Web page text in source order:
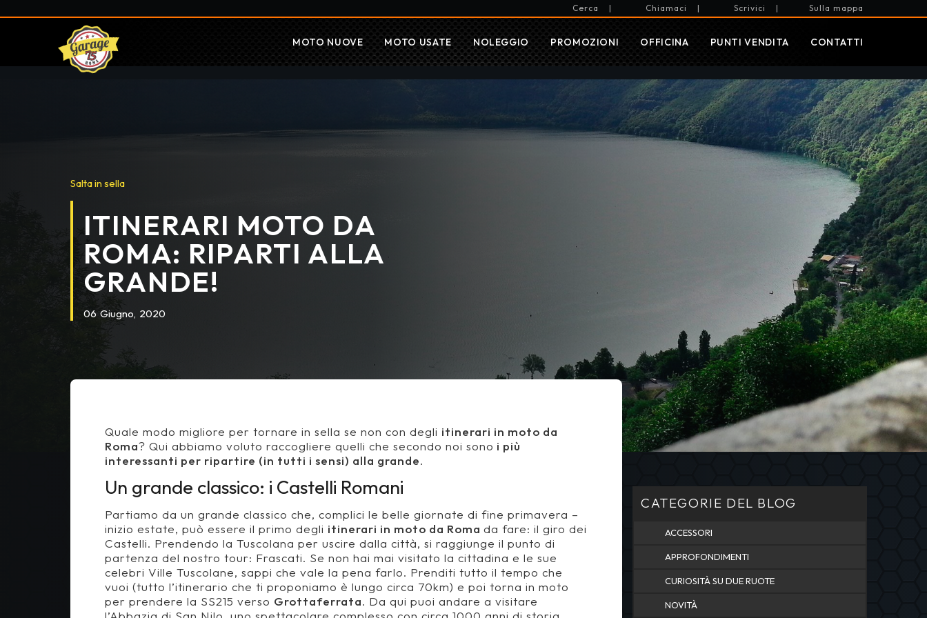
Cerca | Chiamaci | Scrivici | Sulla mappa
MOTO NUOVE MOTO USATE NOLEGGIO PROMOZIONI OFFICINA PUNTI VENDITA CONTATTI
Salta in sella
ITINERARI MOTO DA
ROMA: RIPARTI ALLA
GRANDE!
06 Giugno, 2020
Quale modo migliore per tornare in sella se non con degli itinerari in moto da
Roma? Qui abbiamo voluto raccogliere quelli che secondo noi sono i più
interessanti per ripartire (in tutti i sensi) alla grande.
Un grande classico: i Castelli Romani
Partiamo da un grande classico che, complici le belle giornate di fine primavera –
inizio estate, può essere il primo degli itinerari in moto da Roma da fare: il giro dei
Castelli. Prendendo la Tuscolana per uscire dalla città, si raggiunge il punto di
partenza del nostro tour: Frascati. Se non hai mai visitato la cittadina e le sue
celebri Ville Tuscolane, sappi che vale la pena farlo. Prenditi tutto il tempo che
vuoi (tutto l’itinerario che ti proponiamo è lungo circa 70km) e poi torna in moto
per prendere la SS215 verso Grottaferrata. Da qui puoi andare a visitare
CATEGORIE DEL BLOG
ACCESSORI
APPROFONDIMENTI
CURIOSITÀ SU DUE RUOTE
NOVITÀ